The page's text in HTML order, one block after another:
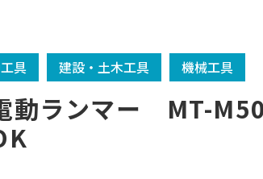
具 建設・土木工具 機械工具
動ランマー MT-